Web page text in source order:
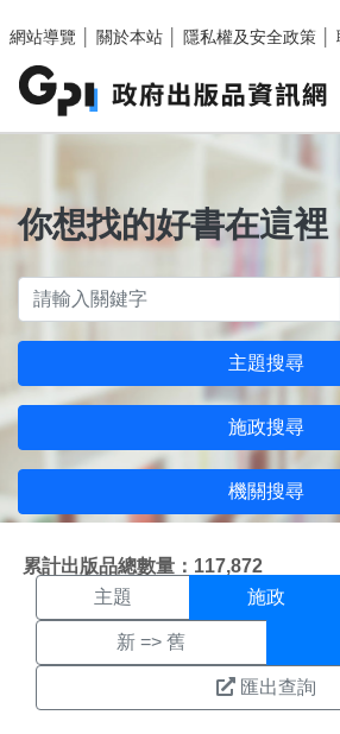
網站導覽
關於本站 隱私權及安全政策
你想找的好書在這裡
主題搜尋
施政搜尋
機關搜尋
累計出版品總數量：117,872
施政搜尋結果頁
主題 施政
新 => 舊
匯出查詢